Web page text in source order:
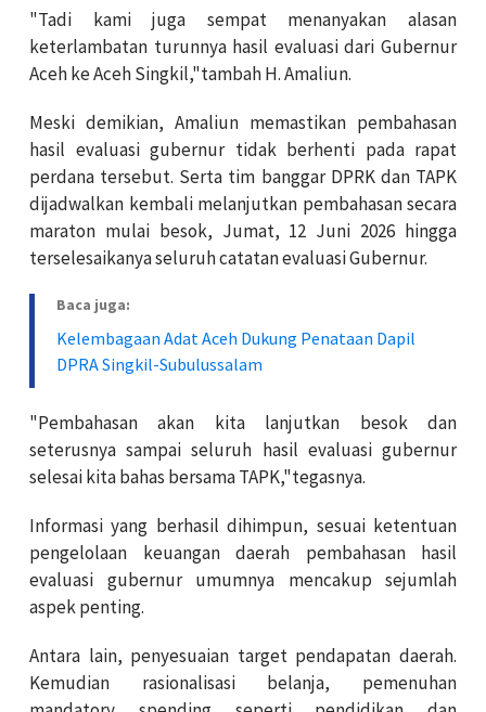
"Tadi kami juga sempat menanyakan alasan
keterlambatan turunnya hasil evaluasi dari Gubernur
Aceh ke Aceh Singkil,"tambah H. Amaliun.
Meski demikian, Amaliun memastikan pembahasan
hasil evaluasi gubernur tidak berhenti pada rapat
perdana tersebut. Serta tim banggar DPRK dan TAPK
dijadwalkan kembali melanjutkan pembahasan secara
maraton mulai besok, Jumat, 12 Juni 2026 hingga
terselesaikanya seluruh catatan evaluasi Gubernur.
Baca juga:
Kelembagaan Adat Aceh Dukung Penataan Dapil
DPRA Singkil-Subulussalam
"Pembahasan akan kita lanjutkan besok dan
seterusnya sampai seluruh hasil evaluasi gubernur
selesai kita bahas bersama TAPK,"tegasnya.
Informasi yang berhasil dihimpun, sesuai ketentuan
pengelolaan keuangan daerah pembahasan hasil
evaluasi gubernur umumnya mencakup sejumlah
aspek penting.
Antara lain, penyesuaian target pendapatan daerah.
Kemudian rasionalisasi belanja, pemenuhan